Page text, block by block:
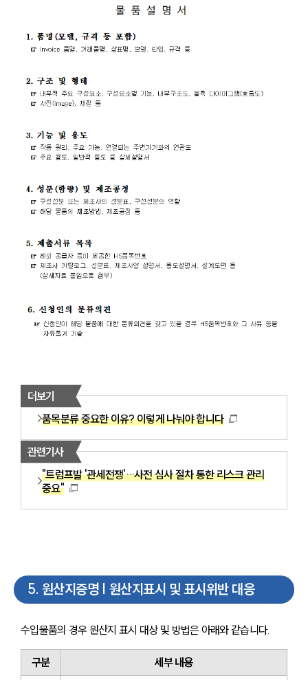
더보기
품목분류 중요한 이유? 이렇게 나눠야 합니다
관련기사
"트럼프발 '관세전쟁'…사전 심사 절차 통한 리스크 관리
중요"
5. 원산지증명 | 원산지표시 및 표시위반 대응
수입물품의 경우 원산지 표시 대상 및 방법은 아래와 같습니다.
구분
세부 내용